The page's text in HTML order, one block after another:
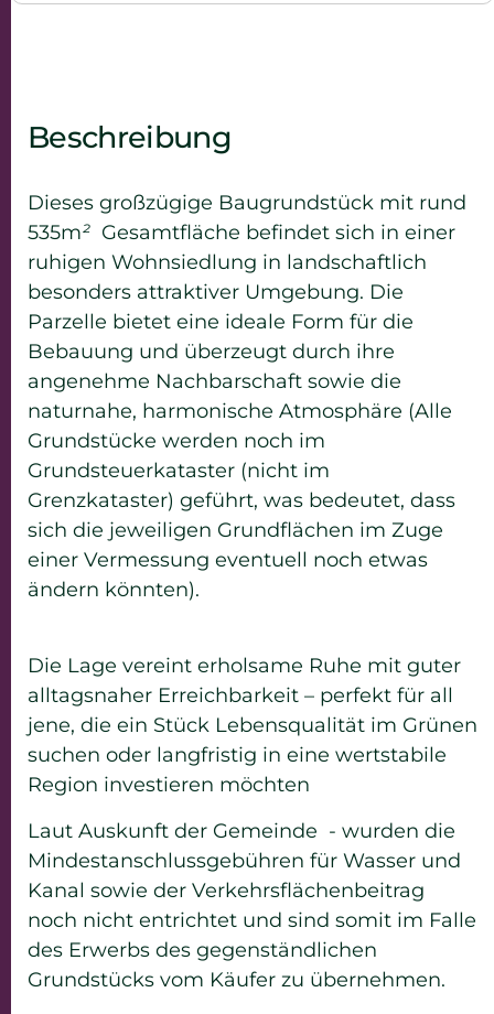
Beschreibung
Dieses großzügige Baugrundstück mit rund
535m² Gesamtfläche befindet sich in einer
ruhigen Wohnsiedlung in landschaftlich
besonders attraktiver Umgebung. Die
Parzelle bietet eine ideale Form für die
Bebauung und überzeugt durch ihre
angenehme Nachbarschaft sowie die
naturnahe, harmonische Atmosphäre (Alle
Grundstücke werden noch im
Grundsteuerkataster (nicht im
Grenzkataster) geführt, was bedeutet, dass
sich die jeweiligen Grundflächen im Zuge
einer Vermessung eventuell noch etwas
ändern könnten).
Die Lage vereint erholsame Ruhe mit guter
alltagsnaher Erreichbarkeit – perfekt für all
jene, die ein Stück Lebensqualität im Grünen
suchen oder langfristig in eine wertstabile
Region investieren möchten
Laut Auskunft der Gemeinde - wurden die
Mindestanschlussgebühren für Wasser und
Kanal sowie der Verkehrsflächenbeitrag
noch nicht entrichtet und sind somit im Falle
des Erwerbs des gegenständlichen
Grundstücks vom Käufer zu übernehmen.